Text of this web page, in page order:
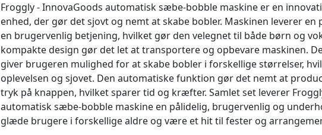
Froggly - InnovaGoods automatisk sæbe-bobble maskine er en
enhed, der gør det sjovt og nemt at skabe bobler. Maskinen leverer en
en brugervenlig betjening, hvilket gør den velegnet til både børn og
kompakte design gør det let at transportere og opbevare maskinen.
giver brugeren mulighed for at skabe bobler i forskellige størrelser,
oplevelsen og sjovet. Den automatiske funktion gør det nemt at
tryk på knappen, hvilket sparer tid og kræfter. Samlet set leverer
automatisk sæbe-bobble maskine en pålidelig, brugervenlig og
glæde brugere i forskellige aldre og være et hit til fester og